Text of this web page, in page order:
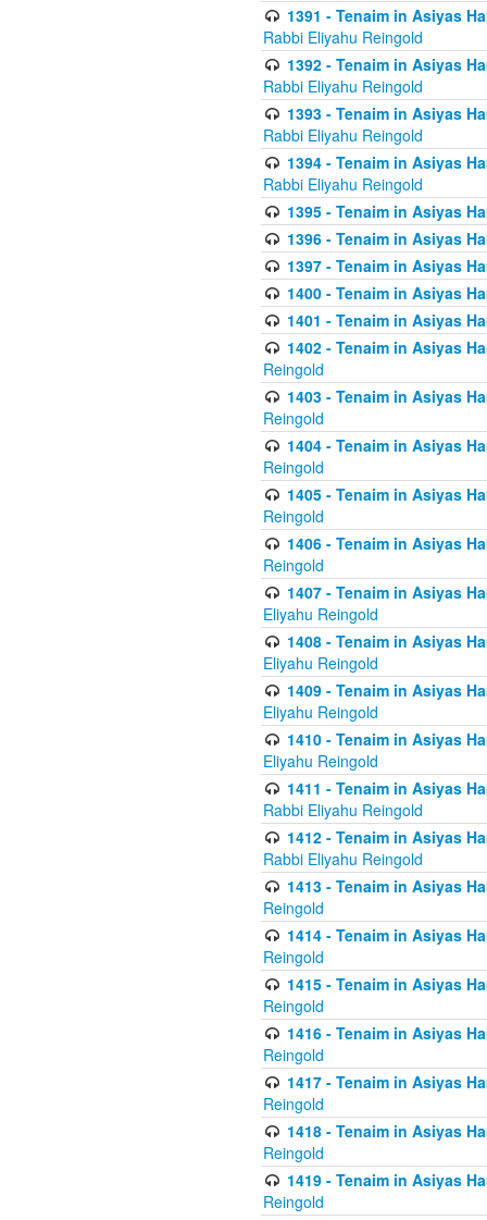
1391 - Tenaim in Asiyas
Rabbi Eliyahu Reingold
1392 - Tenaim in Asiyas
Rabbi Eliyahu Reingold
1393 - Tenaim in Asiyas
Rabbi Eliyahu Reingold
1394 - Tenaim in Asiyas
Rabbi Eliyahu Reingold
1395 - Tenaim in Asiyas
1396 - Tenaim in Asiyas
1397 - Tenaim in Asiyas
1400 - Tenaim in Asiyas
1401 - Tenaim in Asiyas
1402 - Tenaim in Asiyas
Reingold
1403 - Tenaim in Asiyas
Reingold
1404 - Tenaim in Asiyas
Reingold
1405 - Tenaim in Asiyas
Reingold
1406 - Tenaim in Asiyas
Reingold
1407 - Tenaim in Asiyas
Eliyahu Reingold
1408 - Tenaim in Asiyas
Eliyahu Reingold
1409 - Tenaim in Asiyas
Eliyahu Reingold
1410 - Tenaim in Asiyas
Eliyahu Reingold
1411 - Tenaim in Asiyas
Rabbi Eliyahu Reingold
1412 - Tenaim in Asiyas
Rabbi Eliyahu Reingold
1413 - Tenaim in Asiyas
Reingold
1414 - Tenaim in Asiyas
Reingold
1415 - Tenaim in Asiyas
Reingold
1416 - Tenaim in Asiyas
Reingold
1417 - Tenaim in Asiyas
Reingold
1418 - Tenaim in Asiyas
Reingold
1419 - Tenaim in Asiyas
Reingold